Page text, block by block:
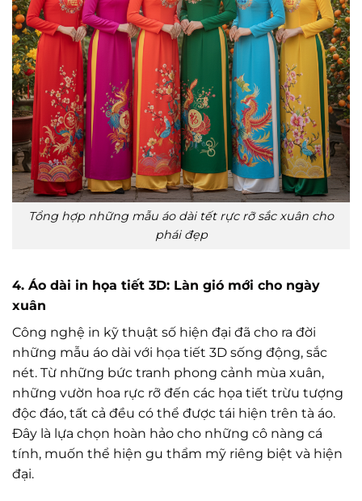
Tổng hợp những mẫu áo dài tết rực rỡ sắc xuân cho
phái đẹp
4. Áo dài in họa tiết 3D: Làn gió mới cho ngày
xuân
Công nghệ in kỹ thuật số hiện đại đã cho ra đời
những mẫu áo dài với họa tiết 3D sống động, sắc
nét. Từ những bức tranh phong cảnh mùa xuân,
những vườn hoa rực rỡ đến các họa tiết trừu tượng
độc đáo, tất cả đều có thể được tái hiện trên tà áo.
Đây là lựa chọn hoàn hảo cho những cô nàng cá
tính, muốn thể hiện gu thẩm mỹ riêng biệt và hiện
đại.